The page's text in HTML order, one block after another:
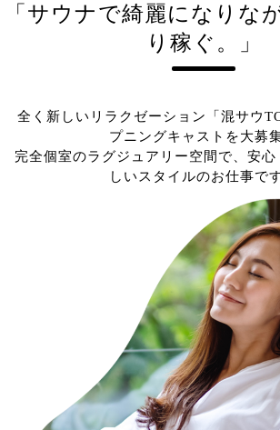
「サウナで綺麗になりな
り稼ぐ。」
全く新しいリラクゼーション「混サウ
プニングキャストを大募
完全個室のラグジュアリー空間で、安
しいスタイルのお仕事です